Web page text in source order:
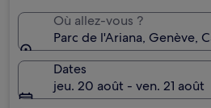
Où allez-vous ?
Parc de l'Ariana, Genève,
Dates
jeu. 20 août - ven. 21 août